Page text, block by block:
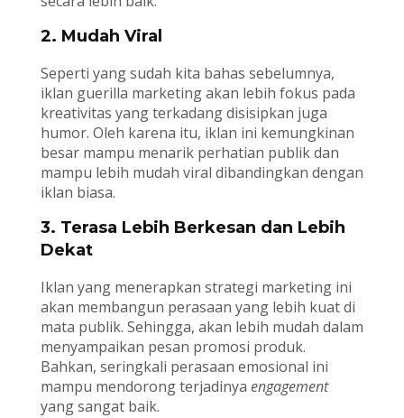
2. Mudah Viral
Seperti yang sudah kita bahas sebelumnya,
iklan guerilla marketing akan lebih fokus pada
kreativitas yang terkadang disisipkan juga
humor. Oleh karena itu, iklan ini kemungkinan
besar mampu menarik perhatian publik dan
mampu lebih mudah viral dibandingkan dengan
iklan biasa.
3. Terasa Lebih Berkesan dan Lebih
Dekat
Iklan yang menerapkan strategi marketing ini
akan membangun perasaan yang lebih kuat di
mata publik. Sehingga, akan lebih mudah dalam
menyampaikan pesan promosi produk.
Bahkan, seringkali perasaan emosional ini
mampu mendorong terjadinya engagement
yang sangat baik.